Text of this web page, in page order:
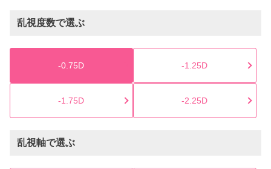
乱視度数で選ぶ
-0.75D -1.25D
-1.75D -2.25D
乱視軸で選ぶ